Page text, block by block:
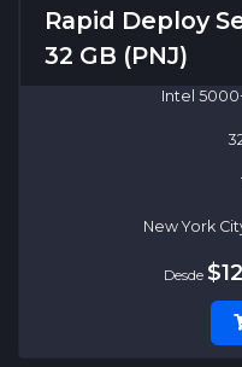
Rapid Deploy
32 GB (PNJ)
Intel
New York
Desde